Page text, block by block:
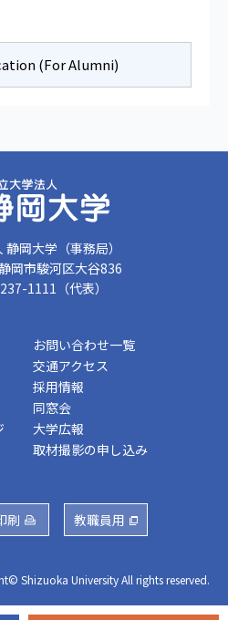
(For Alumni)
岡大学（事務局）
岡市駿河区大谷836
1111（代表）
お問い合わせ一覧
交通アクセス
採用情報
同窓会
大学広報
取材撮影の申し込み
刷 教職員用
Shizuoka University All rights reserved.